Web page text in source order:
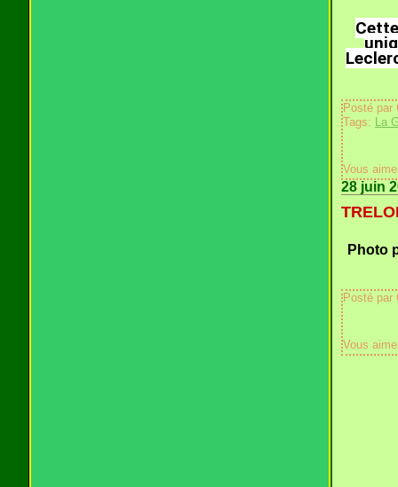
Posté par
Tags: La
Vous
28 juin
Photo
Posté par
Vous